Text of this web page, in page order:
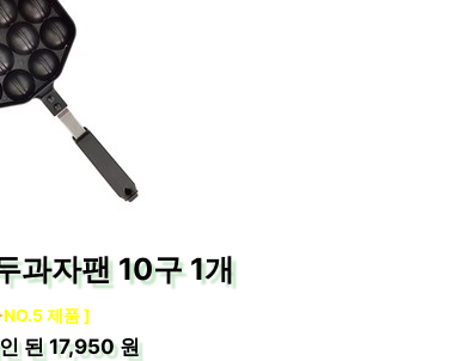
과자팬 10구 1개
NO.5 제품 ]
된17,950 원